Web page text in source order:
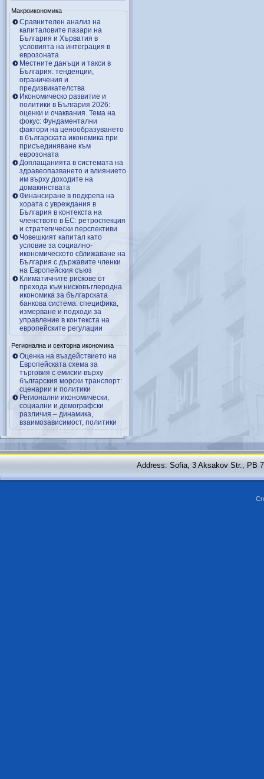
Макроикономика
Сравнителен анализ на
капиталовите пазари на
България и Хърватия в
условията на интеграция в
еврозоната
Местните данъци и такси в
България: тенденции,
ограничения и
предизвикателства
Икономическо развитие и
политики в България 2026:
оценки и очаквания. Тема на
фокус: Фундаментални
фактори на ценообразуването
в българската икономика при
присъединяване към
еврозоната
Доплащанията в системата на
здравеопазването и влиянието
им върху доходите на
домакинствата
Финансиране в подкрепа на
хората с увреждания в
България в контекста на
членството в ЕС: ретроспекция
и стратегически перспективи
Човешкият капитал като
условие за социално-
икономическото сближаване на
България с държавите членки
на Европейския съюз
Климатичните рискове от
прехода към нисковъглеродна
икономика за българската
банкова система: специфика,
измерване и подходи за
управление в контекста на
европейските регулации
Регионална и секторна икономика
Оценка на въздействието на
Европейската схема за
търговия с емисии върху
българския морски транспорт:
сценарии и политики
Регионални икономически,
социални и демографски
различия – динамика,
взаимозависимост, политики
Address: Sofia, 3 Aksakov Str., PB